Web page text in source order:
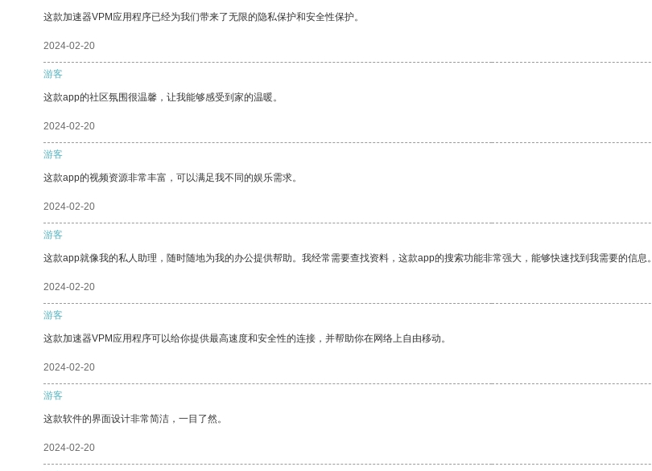
这款加速器VPM应用程序已经为我们带来了无限的隐私保护和安全性保护。
2024-02-20
游客
这款app的社区氛围很温馨，让我能够感受到家的温暖。
2024-02-20
游客
这款app的视频资源非常丰富，可以满足我不同的娱乐需求。
2024-02-20
游客
这款app就像我的私人助理，随时随地为我的办公提供帮助。我经常需要查找资料，这款app的搜索功能非常强大，能够快速找到我需要的信息。
2024-02-20
游客
这款加速器VPM应用程序可以给你提供最高速度和安全性的连接，并帮助你在网络上自由移动。
2024-02-20
游客
这款软件的界面设计非常简洁，一目了然。
2024-02-20